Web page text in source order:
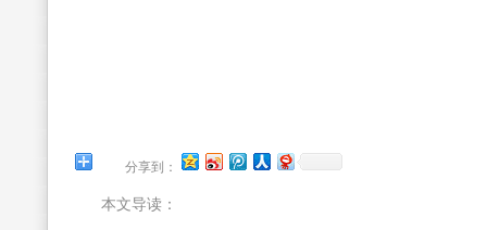
分享到：
本文导读：